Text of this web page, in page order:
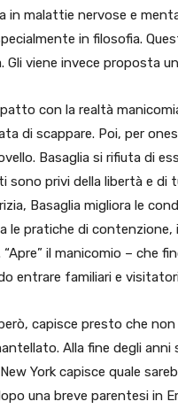
in malattie nervose e
in filosofia.
Gli viene invece proposta
con la realtà
di scappare. Poi, per
Basaglia si rifiuta di
sono privi della libertà e di
Basaglia migliora le
le pratiche di
il manicomio – che
entrare familiari e
capisce presto che non
Alla fine degli
York capisce quale
una breve parentesi in